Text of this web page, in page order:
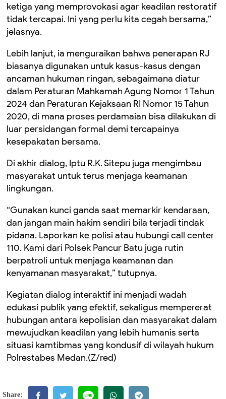
ketiga yang memprovokasi agar keadilan restoratif
tidak tercapai. Ini yang perlu kita cegah bersama,”
jelasnya.
Lebih lanjut, ia menguraikan bahwa penerapan RJ
biasanya digunakan untuk kasus-kasus dengan
ancaman hukuman ringan, sebagaimana diatur
dalam Peraturan Mahkamah Agung Nomor 1 Tahun
2024 dan Peraturan Kejaksaan RI Nomor 15 Tahun
2020, di mana proses perdamaian bisa dilakukan di
luar persidangan formal demi tercapainya
kesepakatan bersama.
Di akhir dialog, Iptu R.K. Sitepu juga mengimbau
masyarakat untuk terus menjaga keamanan
lingkungan.
“Gunakan kunci ganda saat memarkir kendaraan,
dan jangan main hakim sendiri bila terjadi tindak
pidana. Laporkan ke polisi atau hubungi call center
110. Kami dari Polsek Pancur Batu juga rutin
berpatroli untuk menjaga keamanan dan
kenyamanan masyarakat,” tutupnya.
Kegiatan dialog interaktif ini menjadi wadah
edukasi publik yang efektif, sekaligus mempererat
hubungan antara kepolisian dan masyarakat dalam
mewujudkan keadilan yang lebih humanis serta
situasi kamtibmas yang kondusif di wilayah hukum
Polrestabes Medan.(Z/red)
Share: